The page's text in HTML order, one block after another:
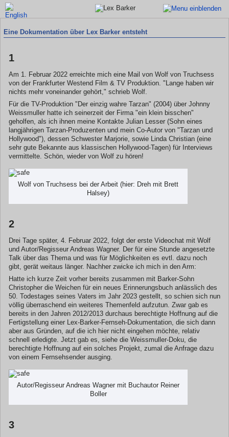
Eine Dokumentation über Lex Barker entsteht
1
Am 1. Februar 2022 erreichte mich eine Mail von Wolf von Truchsess
von der Frankfurter Westend Film & TV Produktion. "Lange haben wir
nichts mehr voneinander gehört," schrieb Wolf.
Für die TV-Produktion "Der einzig wahre Tarzan" (2004) über Johnny
Weissmuller hatte ich seinerzeit der Firma "ein klein bisschen"
geholfen, als ich ihnen meine Kontakte Julian Lesser (Sohn eines
langjährigen Tarzan-Produzenten und mein Co-Autor von "Tarzan und
Hollywood"), dessen Schwester Marjorie, sowie Linda Christian (eine
sehr gute Bekannte aus klassischen Hollywood-Tagen) für Interviews
vermittelte. Schön, wieder von Wolf zu hören!
Wolf von Truchsess bei der Arbeit (hier: Dreh mit Brett
Halsey)
2
Drei Tage später, 4. Februar 2022, folgt der erste Videochat mit Wolf
und Autor/Regisseur Andreas Wagner. Der für eine Stunde angesetzte
Talk über das Thema und was für Möglichkeiten es evtl. dazu noch
gibt, gerät weitaus länger. Nachher zwicke ich mich in den Arm:
Hatte ich kurze Zeit vorher bereits zusammen mit Barker-Sohn
Christopher die Weichen für ein neues Erinnerungsbuch anlässlich des
50. Todestages seines Vaters im Jahr 2023 gestellt, so schien sich nun
völlig überraschend ein weiteres Themenfeld aufzutun. Zwar gab es
bereits in den Jahren 2012/2013 durchaus berechtigte Hoffnung auf die
Fertigstellung einer Lex-Barker-Fernseh-Dokumentation, die sich dann
aber aus Gründen, auf die ich hier nicht eingehen möchte, relativ
schnell erledigte. Jetzt gab es, siehe die Weissmuller-Doku, die
berechtigte Hoffnung auf ein solches Projekt, zumal die Anfrage dazu
von einem Fernsehsender ausging.
Autor/Regisseur Andreas Wagner mit Buchautor Reiner
Boller
3